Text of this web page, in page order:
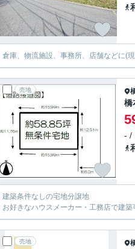
倉庫、物流施設、事務所、店舗などに(
売地
橋
- /
建築条件なしの宅地分譲地
お好きなハウスメーカー・工務店で建築
売地